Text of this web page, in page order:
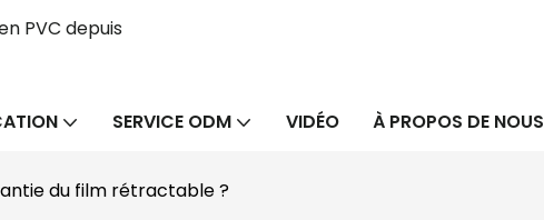
PVC depuis
SERVICE ODM VIDÉO À PROPOS DE NOUS
du film rétractable ?